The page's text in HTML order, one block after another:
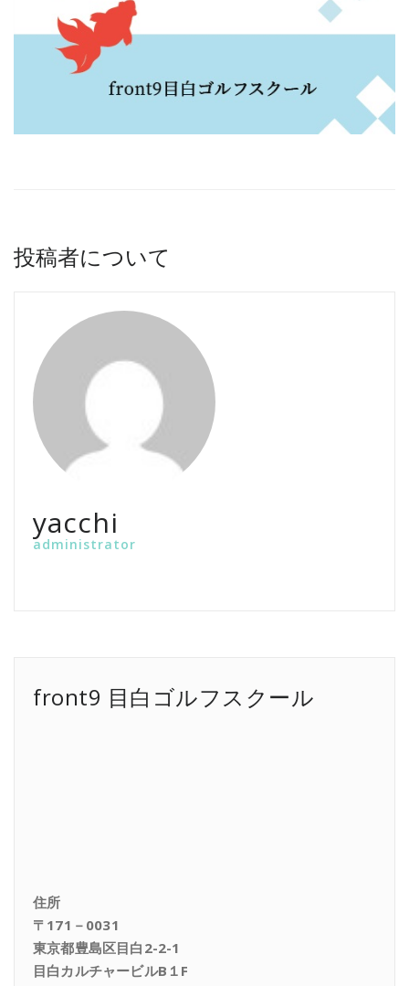
投稿者について
yacchi
administrator
front9 目白ゴルフスクール
住所
〒171－0031
東京都豊島区目白2-2-1
目白カルチャービルB１F